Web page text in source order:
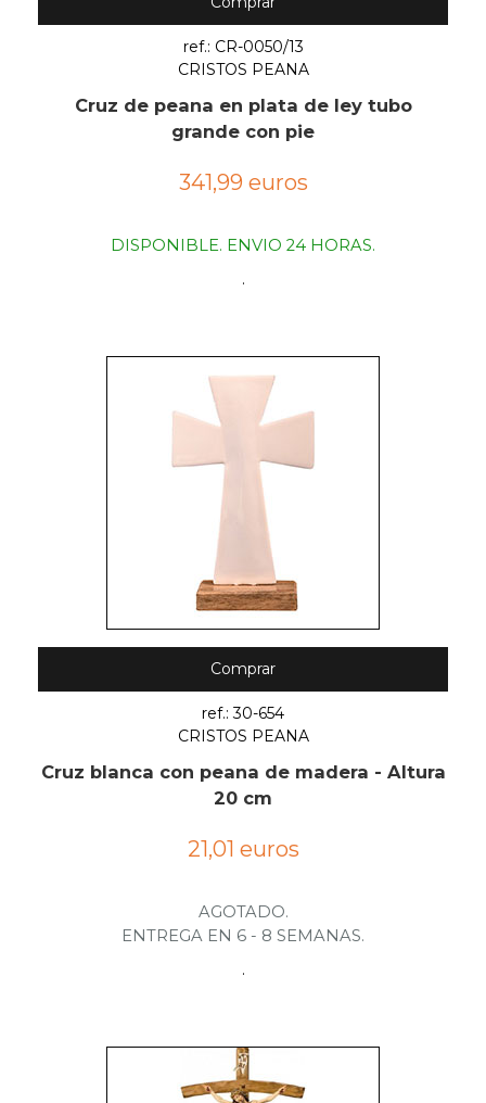
ref.: CR-0050/13
CRISTOS PEANA
Cruz de peana en plata de ley tubo
grande con pie
341,99 euros
DISPONIBLE. ENVIO 24 HORAS.
.
Comprar
ref.: 30-654
CRISTOS PEANA
Cruz blanca con peana de madera - Altura
20 cm
21,01 euros
AGOTADO.
ENTREGA EN 6 - 8 SEMANAS.
.